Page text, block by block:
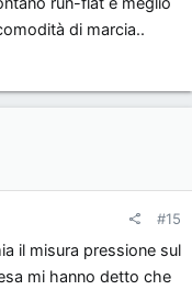
di marcia..
#15
il misura pressione sul
mi hanno detto che